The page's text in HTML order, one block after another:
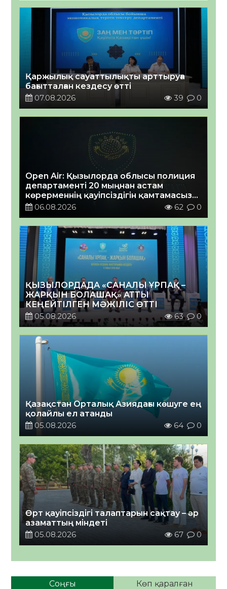
Қаржылық сауаттылықты арттыруға
бағытталған кездесу өтті
07.08.2026
39 0
Open Air: Қызылорда облысы полиция
департаменті 20 мыңнан астам
көрерменнің қауіпсіздігін қамтамасыз
етті06.08.2026 62 0
ҚЫЗЫЛОРДАДА «САНАЛЫ ҰРПАҚ –
ЖАРҚЫН БОЛАШАҚ» АТТЫ
КЕҢЕЙТІЛГЕН МӘЖІЛІС ӨТТІ
05.08.2026
63 0
Қазақстан Орталық Азиядағы көшуге ең
қолайлы ел атанды
05.08.2026
64 0
Өрт қауіпсіздігі талаптарын сақтау – әр
азаматтың міндеті
05.08.2026
67 0
Соңғы Көп қаралған